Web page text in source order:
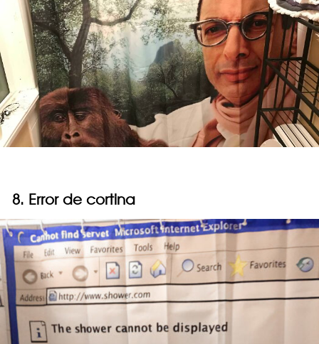
8. Error de cortina